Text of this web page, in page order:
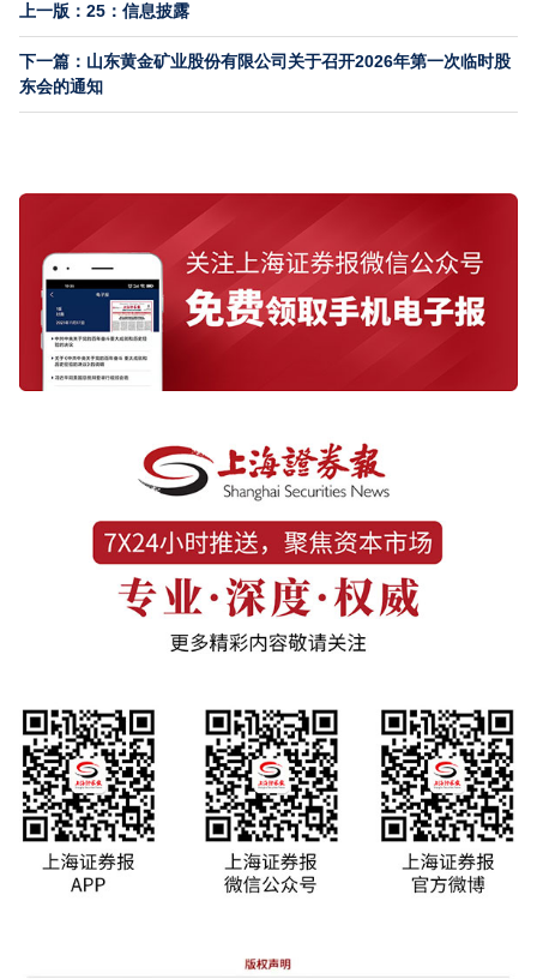
上一版：25：信息披露
下一篇：山东黄金矿业股份有限公司关于召开2026年第一次临时股
东会的通知